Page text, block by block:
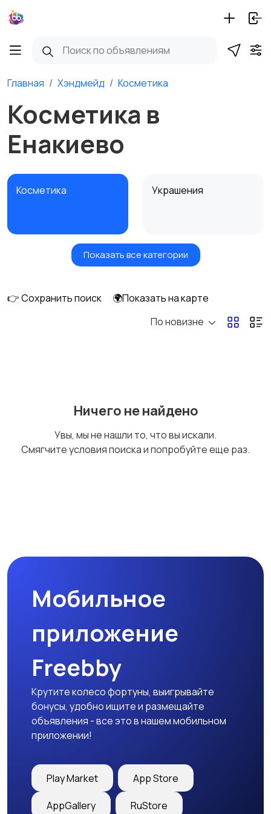
Главная Хэндмейд Косметика
Косметика в
Енакиево
Косметика Украшения
Куклы и игрушки
Оформление
Оформление
Показать все категории
👉 Сохранить поиск
🌍Показать на карте
По новизне
Ничего не найдено
Увы, мы не нашли то, что вы искали.
Смягчите условия поиска и попробуйте еще раз.
Мобильное
приложение
Freebby
Крутите колесо фортуны, выигрывайте
бонусы, удобно ищите и размещайте
объявления - все это в нашем мобильном
приложении!
Play Market App Store
AppGallery RuStore